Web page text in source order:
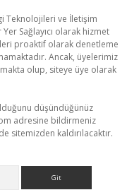
Teknolojileri ve İletişim
Sağlayıcı olarak hizmet
proaktif olarak denetleme
Ancak, üyelerimiz
olup, siteye üye olarak
düşündüğünüz
adresine bildirmeniz
sitemizden kaldırılacaktır.